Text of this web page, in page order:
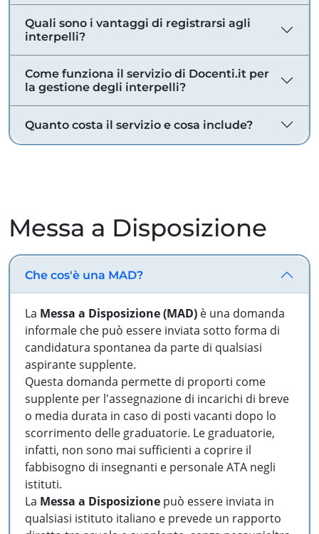
Quali sono i vantaggi di registrarsi agli
interpelli?
Come funziona il servizio di Docenti.it per
la gestione degli interpelli?
Quanto costa il servizio e cosa include?
Messa a Disposizione
Che cos'è una MAD?
La Messa a Disposizione (MAD) è una domanda
informale che può essere inviata sotto forma di
candidatura spontanea da parte di qualsiasi
aspirante supplente.
Questa domanda permette di proporti come
supplente per l'assegnazione di incarichi di breve
o media durata in caso di posti vacanti dopo lo
scorrimento delle graduatorie. Le graduatorie,
infatti, non sono mai sufficienti a coprire il
fabbisogno di insegnanti e personale ATA negli
istituti.
La Messa a Disposizione può essere inviata in
qualsiasi istituto italiano e prevede un rapporto